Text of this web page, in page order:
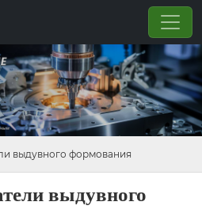
выдувного формования
выдувного